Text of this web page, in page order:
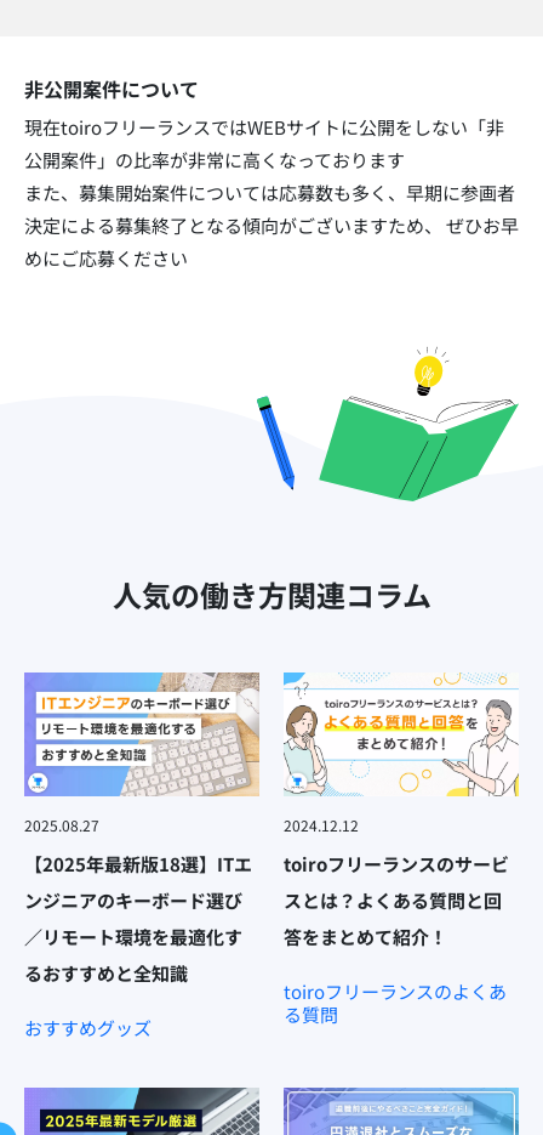
非公開案件について
現在toiroフリーランスではWEBサイトに公開をしない「非
公開案件」の比率が非常に高くなっております​
また、募集開始案件については応募数も多く、早期に参画者
決定による募集終了となる傾向がございますため、 ぜひお早
めにご応募ください
人気の働き方関連コラム
2025.08.27
【2025年最新版18選】ITエ
ンジニアのキーボード選び
／リモート環境を最適化す
るおすすめと全知識
おすすめグッズ
2024.12.12
toiroフリーランスのサービ
スとは？よくある質問と回
答をまとめて紹介！
toiroフリーランスのよくあ
る質問